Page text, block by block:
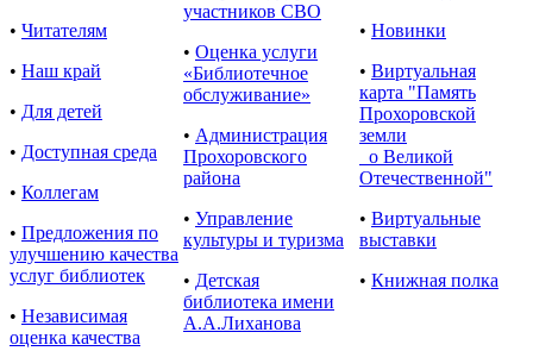
• Читателям
• Наш край
• Для детей
• Доступная среда
• Коллегам
• Предложения по
улучшению качества
услуг библиотек
• Независимая
оценка качества
участников СВО
• Оценка услуги
«Библиотечное
обслуживание»
• Администрация
Прохоровского
района
• Управление
культуры и туризма
• Детская
библиотека имени
А.А.Лиханова
• Новинки
• Виртуальная
карта "Память
Прохоровской
земли
о Великой
Отечественной"
• Виртуальные
выставки
• Книжная полка